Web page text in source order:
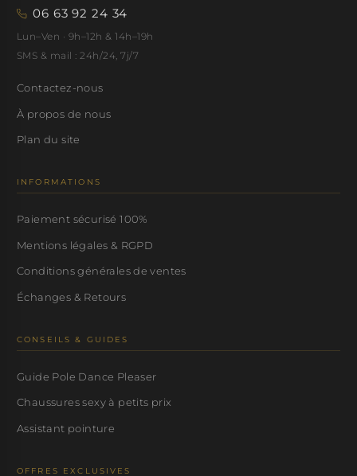
06 63 92 24 34
Lun–Ven · 9h–12h & 14h–19h
SMS & mail : 24h/24, 7j/7
Contactez-nous
À propos de nous
Plan du site
INFORMATIONS
Paiement sécurisé 100%
Mentions légales & RGPD
Conditions générales de ventes
Échanges & Retours
CONSEILS & GUIDES
Guide Pole Dance Pleaser
Chaussures sexy à petits prix
Assistant pointure
OFFRES EXCLUSIVES